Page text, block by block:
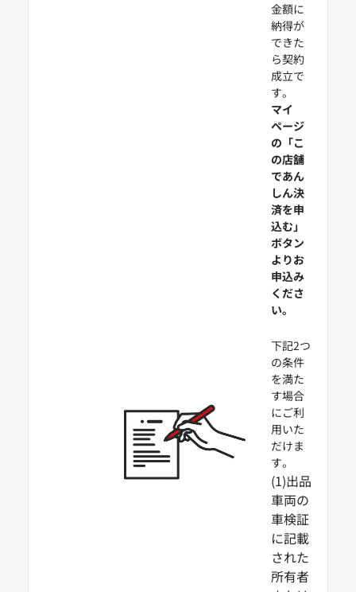
金額に
納得が
できた
ら契約
成立で
す。
マイ
ページ
の「こ
の店舗
であん
しん決
済を申
込む」
ボタン
よりお
申込み
くださ
い。
下記2つ
の条件
を満た
す場合
にご利
用いた
だけま
す。
(1)出品
車両の
車検証
に記載
された
所有者